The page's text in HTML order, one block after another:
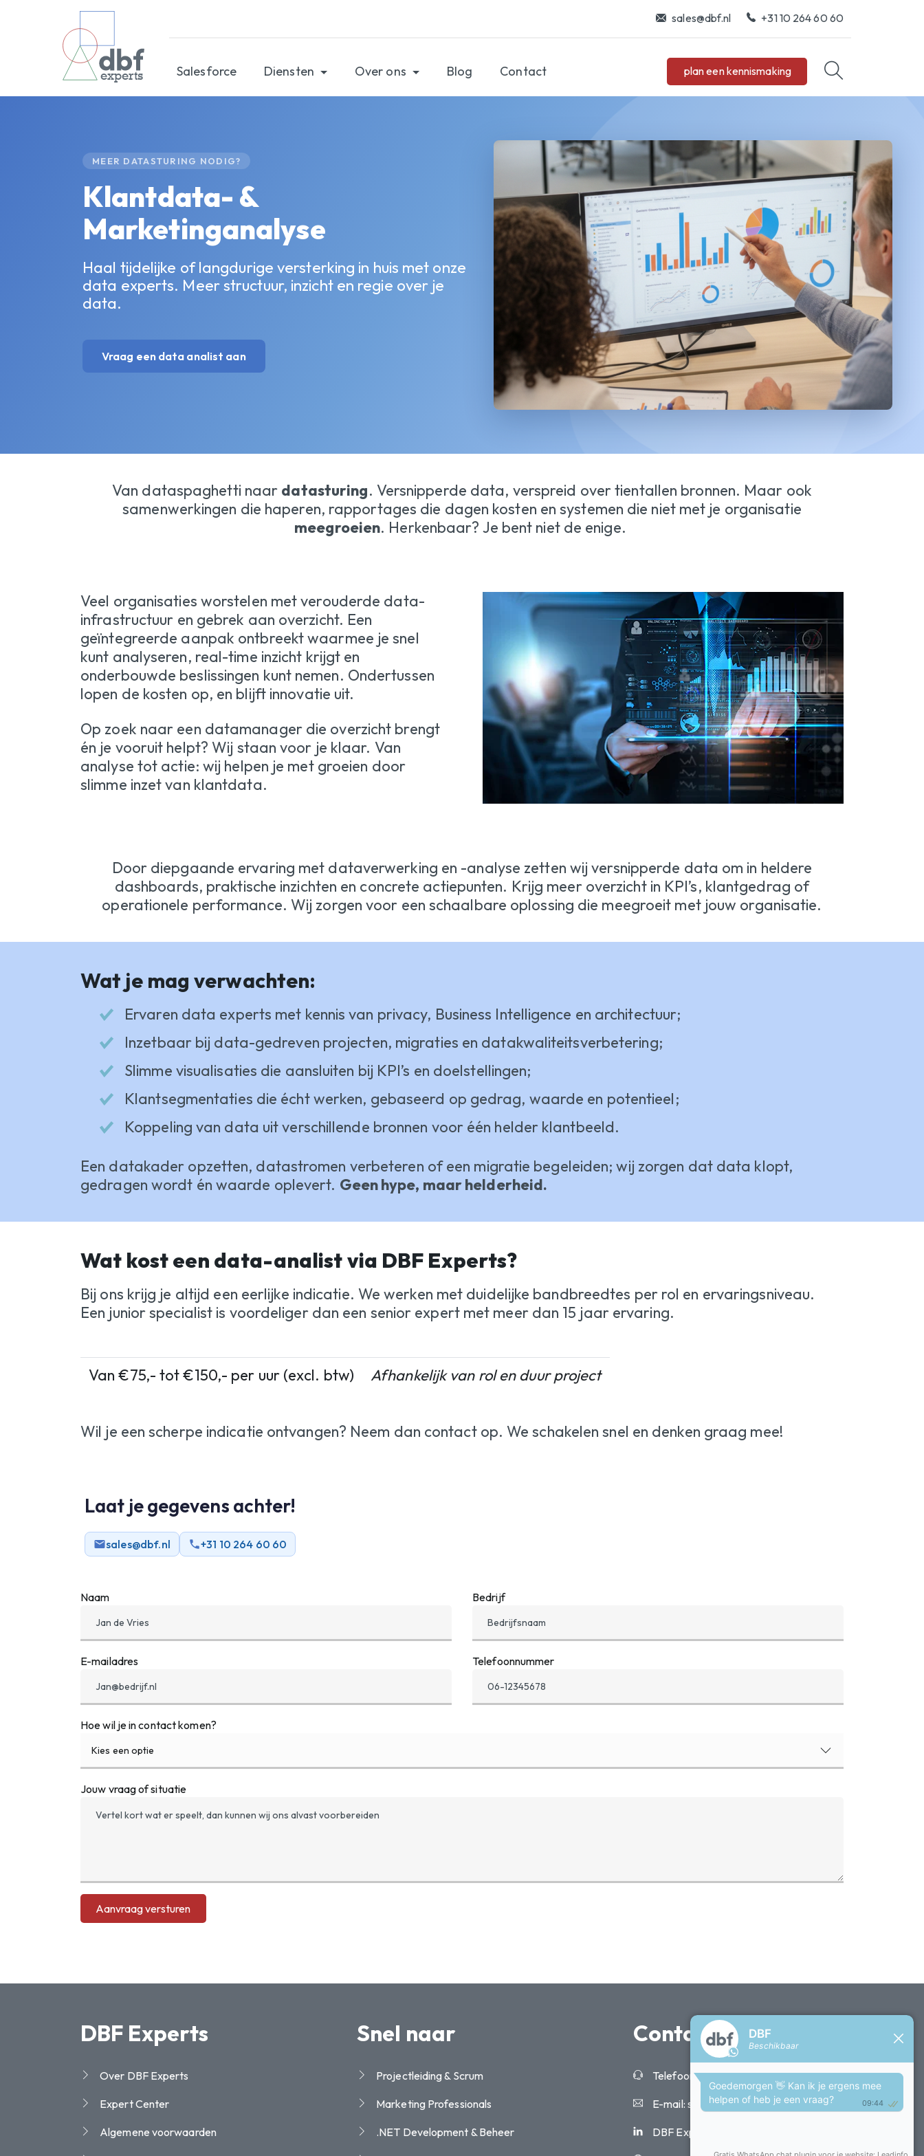
experts Salesforce Diensten Over ons Blog Contact plan een kennismaking
sales@dbf.nl +31 10 264 60 60
MEER DATASTURING NODIG?
Klantdata- &
Marketinganalyse
Haal tijdelijke of langdurige versterking in huis met onze
data experts. Meer structuur, inzicht en regie over je
data.
Vraag een data analist aan
Van dataspaghetti naar datasturing. Versnipperde data, verspreid over tientallen bronnen. Maar ook
samenwerkingen die haperen, rapportages die dagen kosten en systemen die niet met je organisatie
meegroeien. Herkenbaar? Je bent niet de enige.
Veel organisaties worstelen met verouderde data-
infrastructuur en gebrek aan overzicht. Een
geïntegreerde aanpak ontbreekt waarmee je snel
kunt analyseren, real-time inzicht krijgt en
onderbouwde beslissingen kunt nemen. Ondertussen
lopen de kosten op, en blijft innovatie uit.
Op zoek naar een datamanager die overzicht brengt
én je vooruit helpt? Wij staan voor je klaar. Van
analyse tot actie: wij helpen je met groeien door
slimme inzet van klantdata.
Door diepgaande ervaring met dataverwerking en -analyse zetten wij versnipperde data om in heldere
dashboards, praktische inzichten en concrete actiepunten. Krijg meer overzicht in KPI’s, klantgedrag of
operationele performance. Wij zorgen voor een schaalbare oplossing die meegroeit met jouw organisatie.
Wat je mag verwachten:
Ervaren data experts met kennis van privacy, Business Intelligence en architectuur;
Inzetbaar bij data-gedreven projecten, migraties en datakwaliteitsverbetering;
Slimme visualisaties die aansluiten bij KPI’s en doelstellingen;
Klantsegmentaties die écht werken, gebaseerd op gedrag, waarde en potentieel;
Koppeling van data uit verschillende bronnen voor één helder klantbeeld.
Een datakader opzetten, datastromen verbeteren of een migratie begeleiden; wij zorgen dat data klopt,
gedragen wordt én waarde oplevert. Geen hype, maar helderheid.
Wat kost een data-analist via DBF Experts?
Bij ons krijg je altijd een eerlijke indicatie. We werken met duidelijke bandbreedtes per rol en ervaringsniveau.
Een junior specialist is voordeliger dan een senior expert met meer dan 15 jaar ervaring.
Van €75,- tot €150,- per uur (excl. btw) Afhankelijk van rol en duur project
Wil je een scherpe indicatie ontvangen? Neem dan contact op. We schakelen snel en denken graag mee!
Laat je gegevens achter!
sales@dbf.nl +31 10 264 60 60
Naam Bedrijf
E-mailadres Telefoonnummer
Hoe wil je in contact komen?
Kies een optie
Jouw vraag of situatie
Aanvraag versturen
DBF Experts
Over DBF Experts
Expert Center
Algemene voorwaarden
Snel naar
Projectleiding & Scrum
Marketing Professionals
.NET Development & Beheer
Contact
Telefoon: +31 10 264 60 60
E-mail: sales@dbf.nl
DBF Experts